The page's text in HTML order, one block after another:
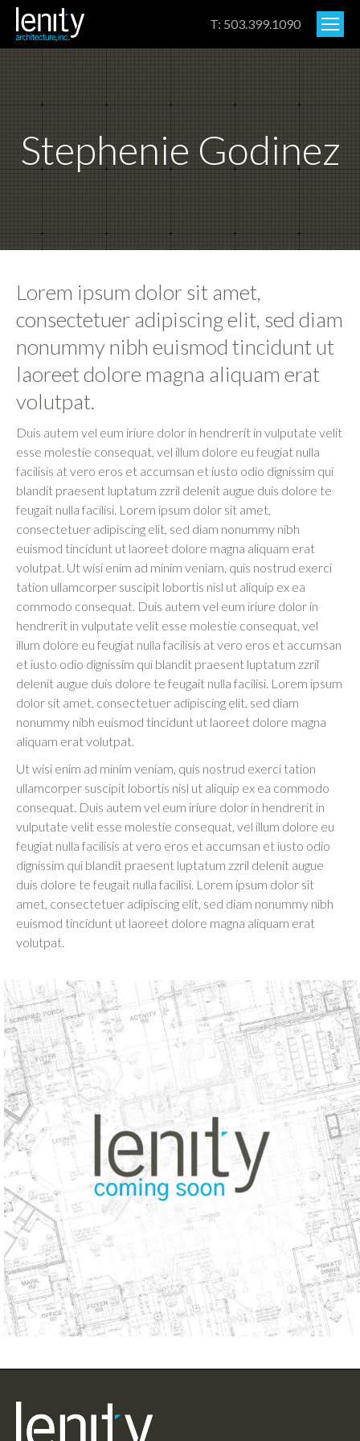
T: 503.399.1090
Stephenie Godinez
Lorem ipsum dolor sit amet,
consectetuer adipiscing elit, sed diam
nonummy nibh euismod tincidunt ut
laoreet dolore magna aliquam erat
volutpat.
Duis autem vel eum iriure dolor in hendrerit in vulputate velit
esse molestie consequat, vel illum dolore eu feugiat nulla
facilisis at vero eros et accumsan et iusto odio dignissim qui
blandit praesent luptatum zzril delenit augue duis dolore te
feugait nulla facilisi. Lorem ipsum dolor sit amet,
consectetuer adipiscing elit, sed diam nonummy nibh
euismod tincidunt ut laoreet dolore magna aliquam erat
volutpat. Ut wisi enim ad minim veniam, quis nostrud exerci
tation ullamcorper suscipit lobortis nisl ut aliquip ex ea
commodo consequat. Duis autem vel eum iriure dolor in
hendrerit in vulputate velit esse molestie consequat, vel
illum dolore eu feugiat nulla facilisis at vero eros et accumsan
et iusto odio dignissim qui blandit praesent luptatum zzril
delenit augue duis dolore te feugait nulla facilisi. Lorem ipsum
dolor sit amet, consectetuer adipiscing elit, sed diam
nonummy nibh euismod tincidunt ut laoreet dolore magna
aliquam erat volutpat.
Ut wisi enim ad minim veniam, quis nostrud exerci tation
ullamcorper suscipit lobortis nisl ut aliquip ex ea commodo
consequat. Duis autem vel eum iriure dolor in hendrerit in
vulputate velit esse molestie consequat, vel illum dolore eu
feugiat nulla facilisis at vero eros et accumsan et iusto odio
dignissim qui blandit praesent luptatum zzril delenit augue
duis dolore te feugait nulla facilisi. Lorem ipsum dolor sit
amet, consectetuer adipiscing elit, sed diam nonummy nibh
euismod tincidunt ut laoreet dolore magna aliquam erat
volutpat.